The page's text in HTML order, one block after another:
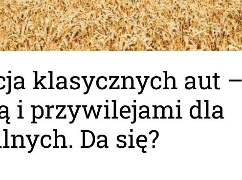
klasycznych aut
i przywilejami dla
Da się?